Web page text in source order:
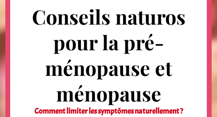
Conseils naturos
pour la pré-
ménopause et
ménopause
Comment limiter les symptômes naturellement ?